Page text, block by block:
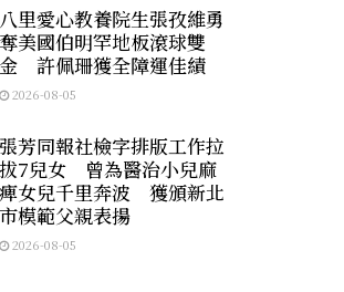
八里愛心教養院生張孜維勇
奪美國伯明罕地板滾球雙
金 許佩珊獲全障運佳績
2026-08-05
張芳同報社檢字排版工作拉
拔7兒女 曾為醫治小兒麻
痺女兒千里奔波 獲頒新北
市模範父親表揚
2026-08-05